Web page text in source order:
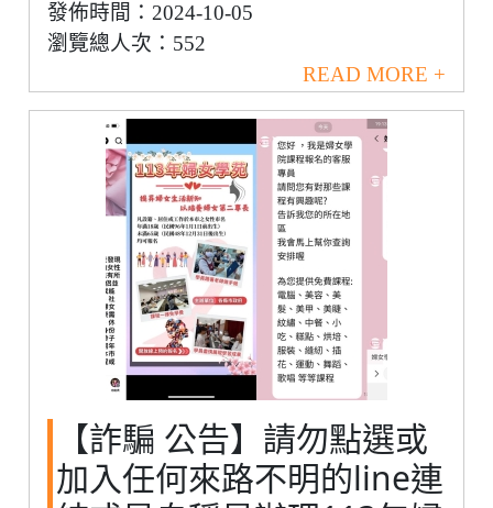
發佈時間：2024-10-05
瀏覽總人次：552
READ MORE +
【詐騙 公告】請勿點選或
加入任何來路不明的line連